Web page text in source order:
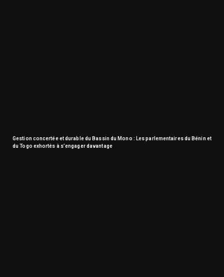
Gestion concertée et durable du Bassin du Mono : Les parlementaires du Bénin et
du Togo exhortés à s’engager davantage